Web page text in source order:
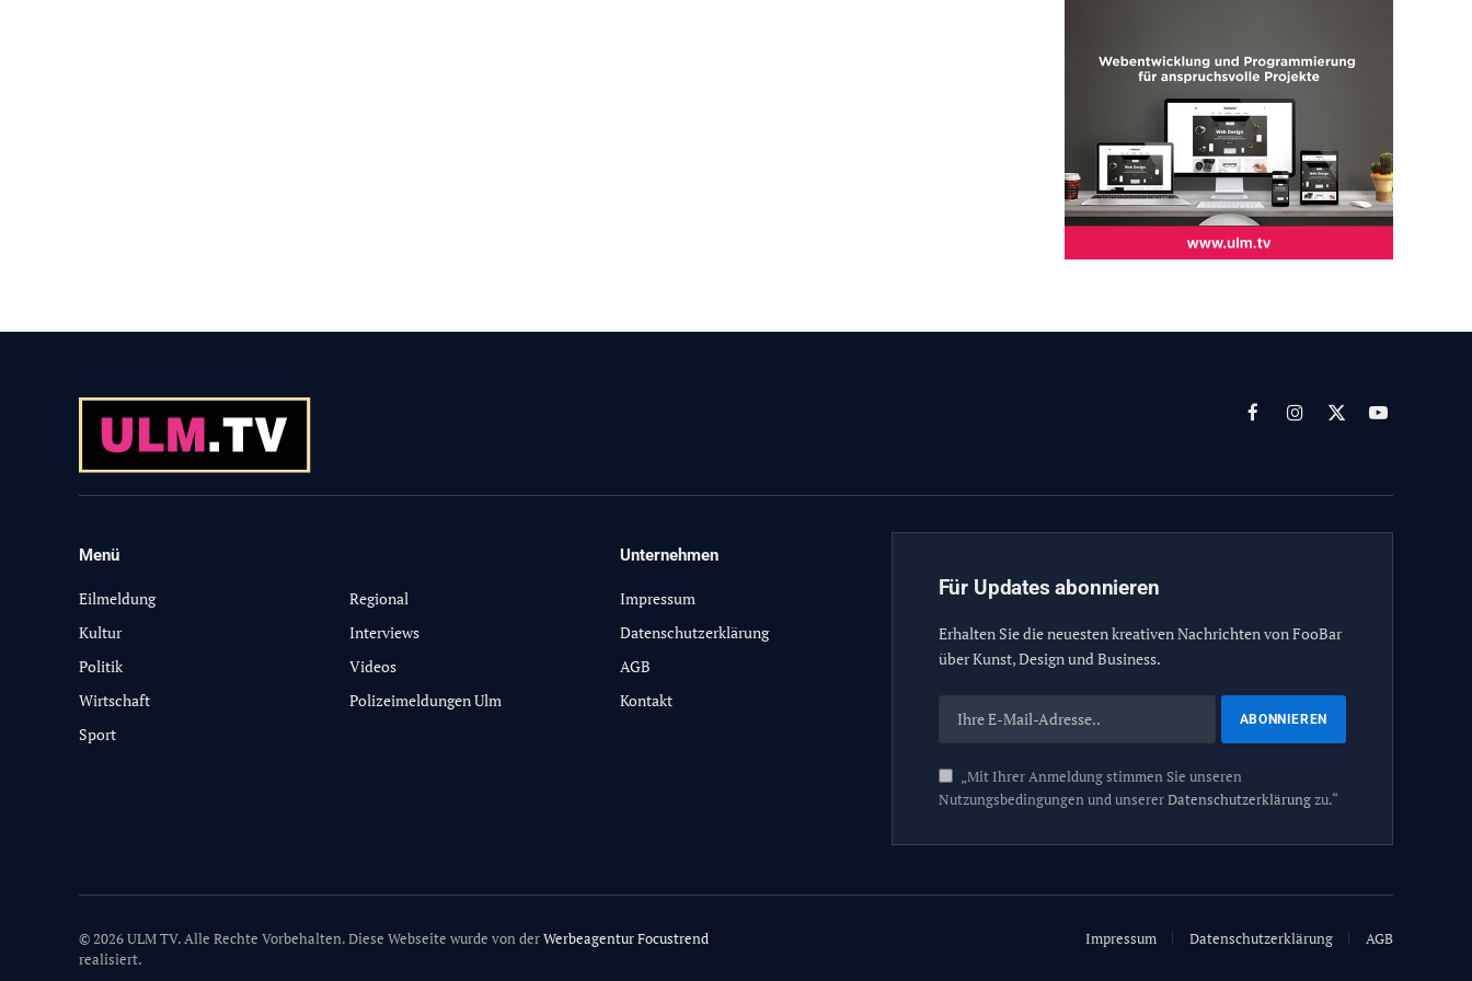
FacebookInstagram
X
YouTube
Menü
Eilmeldung
Kultur
Politik
Wirtschaft
Sport
Regional
Interviews
Videos
Polizeimeldungen Ulm
Unternehmen
Impressum
Datenschutzerklärung
AGB
Kontakt
Für Updates abonnieren
Erhalten Sie die neuesten kreativen Nachrichten von FooBar
über Kunst, Design und Business.
„Mit Ihrer Anmeldung stimmen Sie unseren
Nutzungsbedingungen und unsererDatenschutzerklärungzu.“
© 2026 ULM TV. Alle Rechte Vorbehalten. Diese Webseite wurde von derWerbeagentur Focustrend
realisiert.
Impressum Datenschutzerklärung AGB